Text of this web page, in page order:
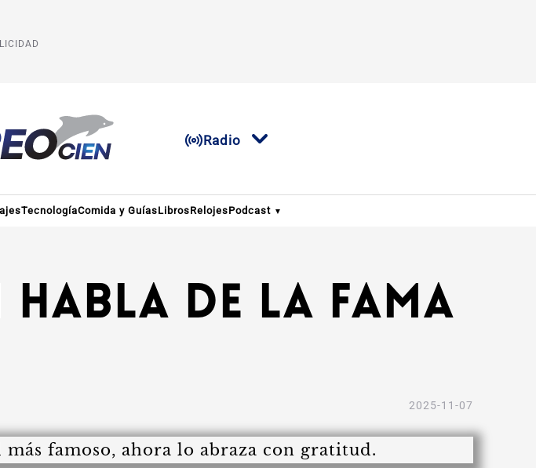
Radio
TecnologíaComida y GuíasLibrosRelojesPodcast
de la fama
2025-11-07